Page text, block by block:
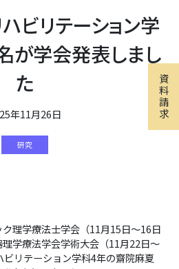
資
料
請
求
ハビリテーション学
が学会発表しまし
た
年11月26日
研究
理学療法士学会（11月15日〜16日
学療法学会学術大会（11月22日〜
ビリテーション学科4年の齋院麻夏